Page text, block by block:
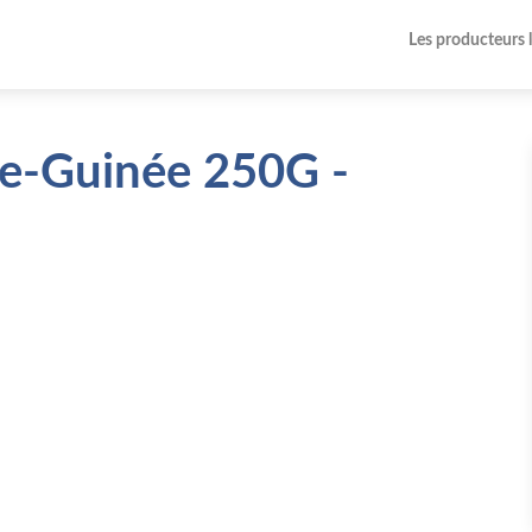
Les producteurs
Guinée 250G -